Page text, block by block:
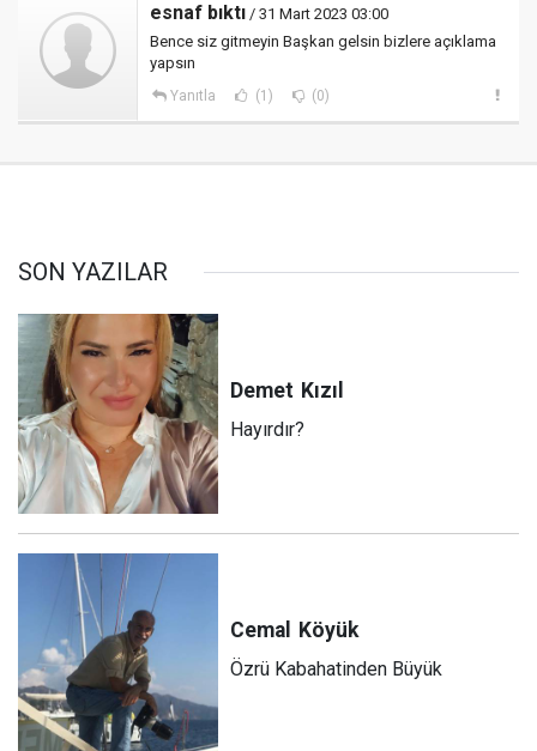
esnaf bıktı / 31 Mart 2023 03:00
Bence siz gitmeyin Başkan gelsin bizlere açıklama
yapsın
Yanıtla (1) (0)
SON YAZILAR
Demet Kızıl
Hayırdır?
Cemal Köyük
Özrü Kabahatinden Büyük